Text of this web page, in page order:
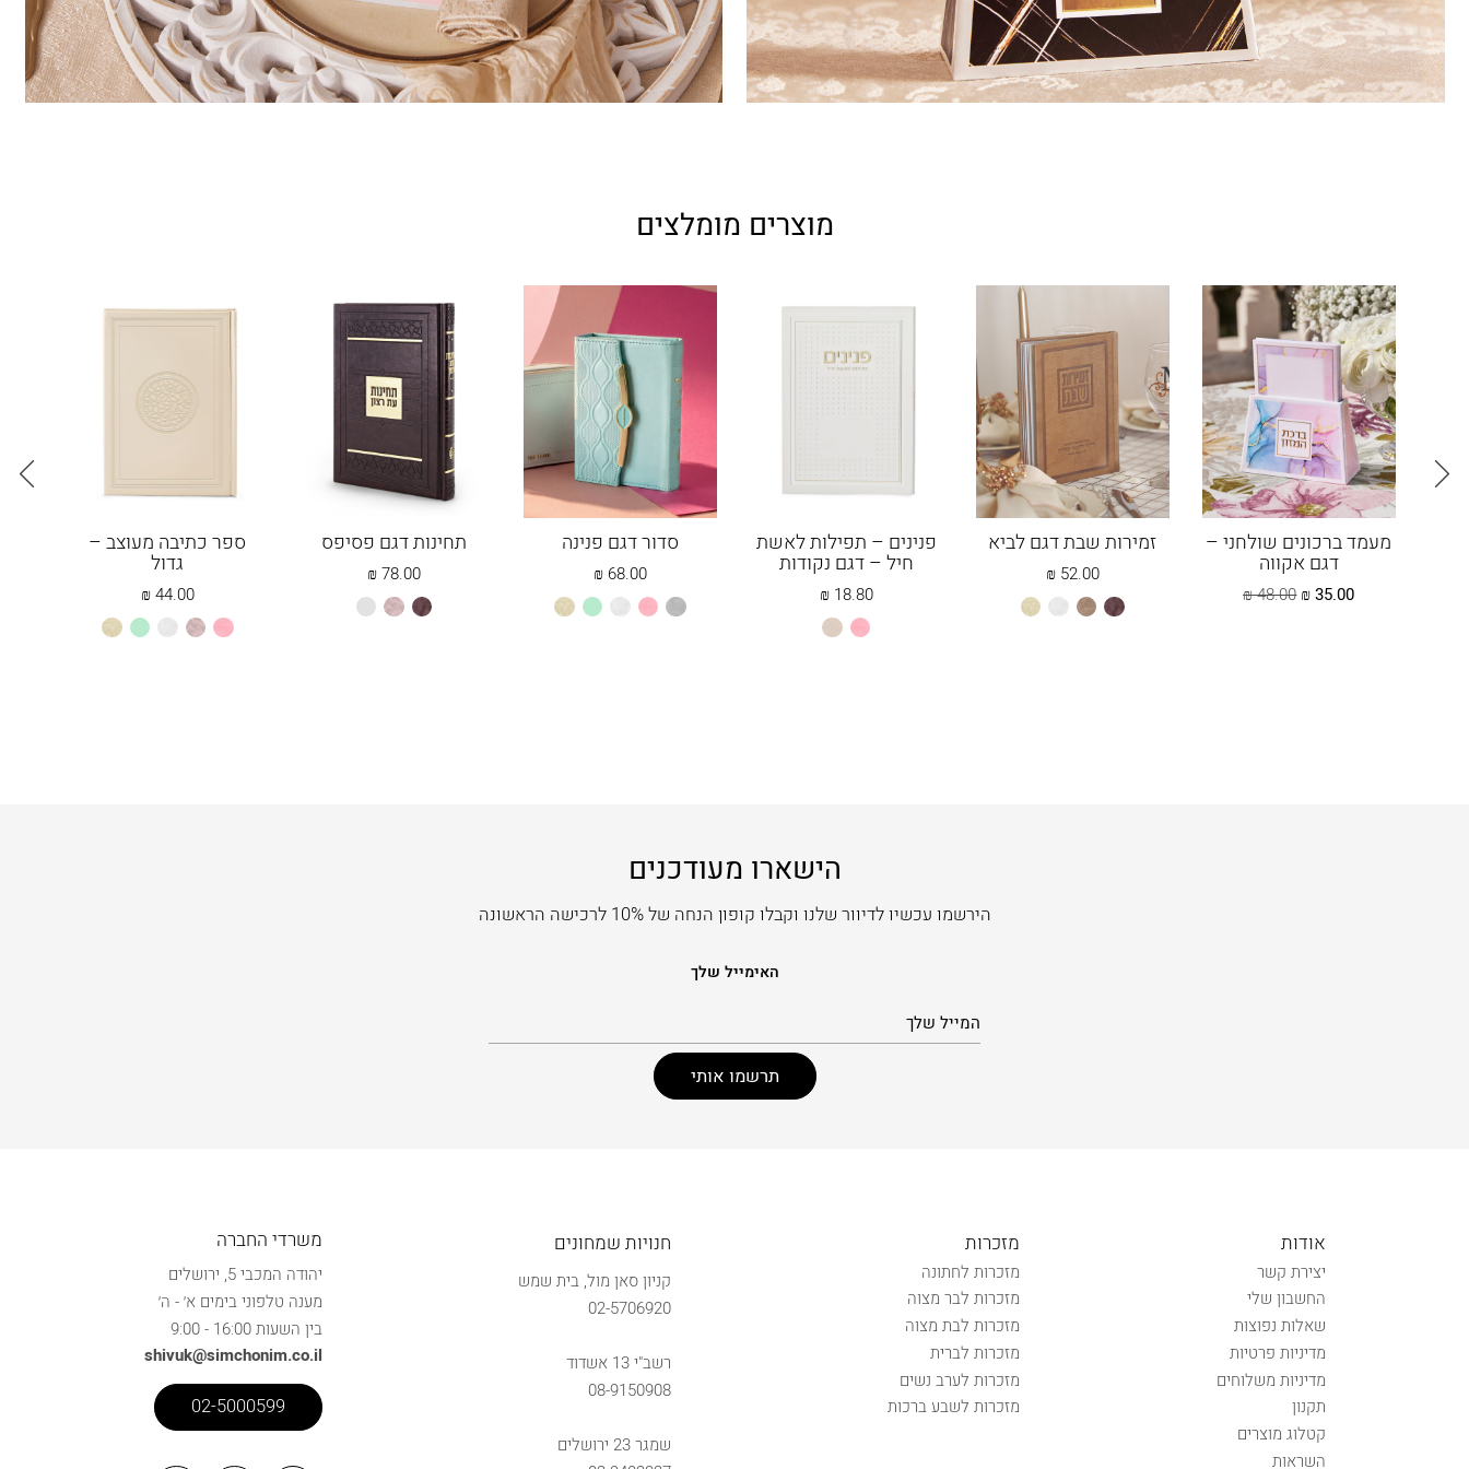
מוצרים מומלצים
מעמד ברכונים שולחני –
דגם אקווה
48.00
₪
המחיר
35.00
₪
המחיר
זמירות שבת דגם לביא
52.00
₪
חוםחום
לבן שמנת
פנינים – תפילות לאשת
חיל – דגם נקודות
18.80
₪
ורוד
פנינה
סדור דגם פנינה
68.00
₪
אפור ורוד
לבן מנטה שמנת
תחינות דגם פסיפס
78.00
₪
חום כספסף
לבן
ספר כתיבה מעוצב –
גדול
44.00
₪
ורוד כספסף
לבן מנטה שמנת
הישארו מעודכנים
הירשמו עכשיו לדיוור שלנו וקבלו קופון הנחה של 10% לרכישה הראשונה
האימייל שלך
אודות
יצירת קשר
החשבון שלי
שאלות נפוצות
מדיניות פרטיות
מדיניות משלוחים
תקנון
קטלוג מוצרים
השראות
מזכרות
מזכרות לחתונה
מזכרות לבר מצוה
מזכרות לבת מצוה
מזכרות לברית
מזכרות לערב נשים
מזכרות לשבע ברכות
חנויות שמחונים
קניון סאן מול, בית שמש
02-5706920
רשב"י 13 אשדוד
08-9150908
שמגר 23 ירושלים
משרדי החברה
יהודה המכבי 5, ירושלים
מענה טלפוני בימים א׳ - ה׳
בין השעות 16:00 - 9:00
shivuk@simchonim.co.il
02-5000599